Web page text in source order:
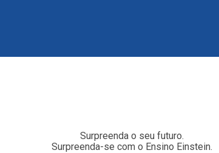
Surpreenda o seu futuro.
Surpreenda-se com o Ensino Einstein.